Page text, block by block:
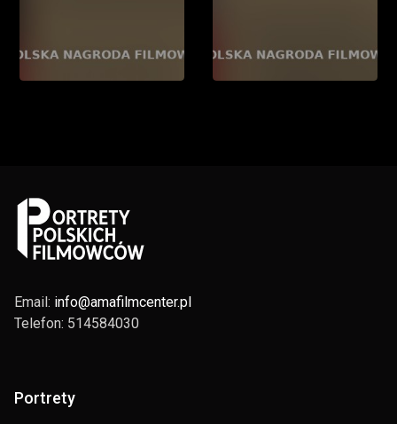
Email: info@amafilmcenter.pl
Telefon: 514584030
Portrety